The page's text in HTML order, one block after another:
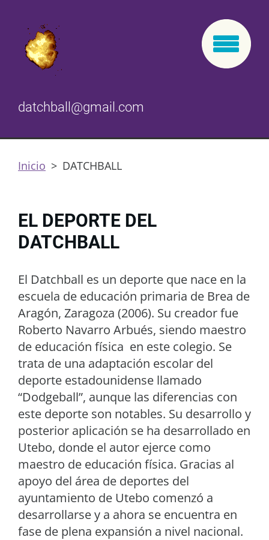
datchball@gmail.com
Inicio > DATCHBALL
EL DEPORTE DEL
DATCHBALL
El Datchball es un deporte que nace en la
escuela de educación primaria de Brea de
Aragón, Zaragoza (2006). Su creador fue
Roberto Navarro Arbués, siendo maestro
de educación física en este colegio. Se
trata de una adaptación escolar del
deporte estadounidense llamado
“Dodgeball”, aunque las diferencias con
este deporte son notables. Su desarrollo y
posterior aplicación se ha desarrollado en
Utebo, donde el autor ejerce como
maestro de educación física. Gracias al
apoyo del área de deportes del
ayuntamiento de Utebo comenzó a
desarrollarse y a ahora se encuentra en
fase de plena expansión a nivel nacional.